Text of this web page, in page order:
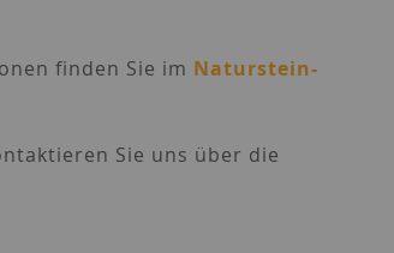
finden Sie im Naturstein-
Sie uns über die